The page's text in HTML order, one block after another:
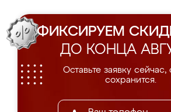
ФИКСИРУЕМ
ДО КОНЦА
Оставьте заявку сейчас,
сохранится.